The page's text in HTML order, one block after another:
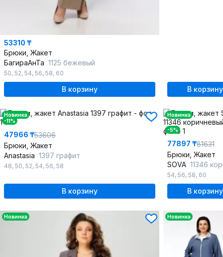
53310 ₸
Брюки, Жакет
БагираАнТа 1125 бежевый
50, 52, 54, 56, 58, 60
В корзину В корзину
Новинка
-11%
47966 ₸53606
Брюки, Жакет
Anastasia 1397 графит
48, 50, 52, 54, 56, 58
В корзину
Новинка
-5%
77897 ₸81631
Брюки, Жакет
SOVA 11346
54, 56, 58, 60
В корзину
Новинка Новинка